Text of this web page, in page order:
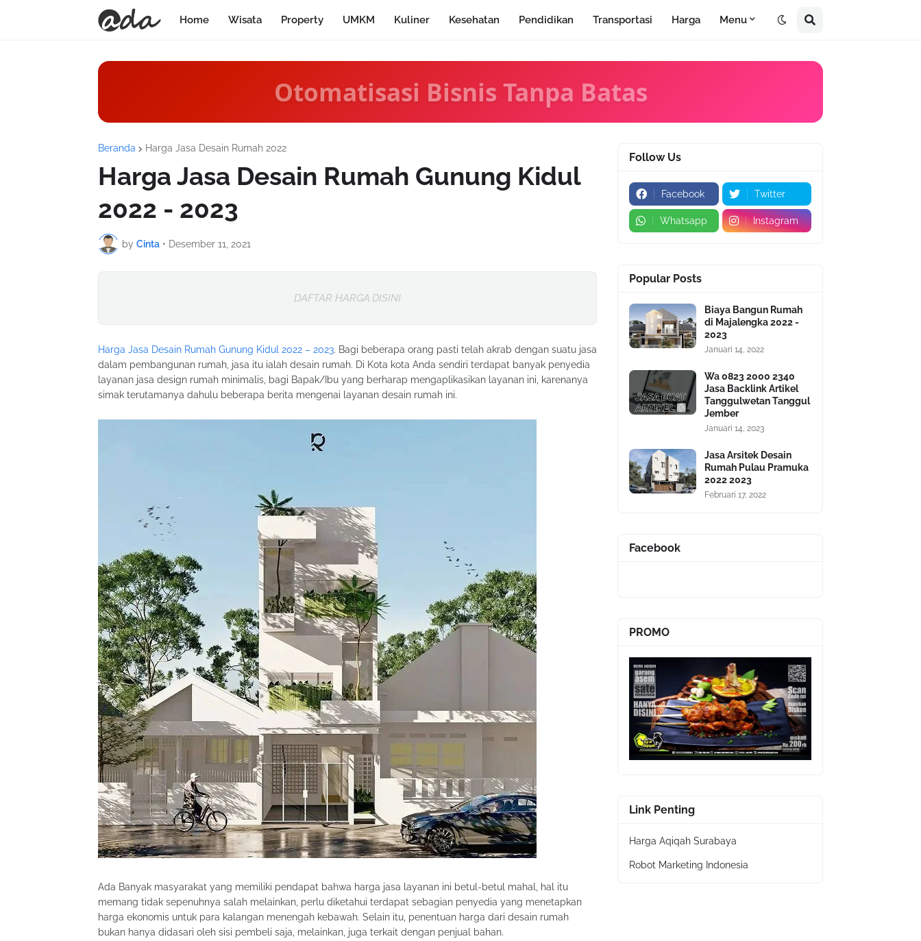
Home Wisata Property UMKM Kuliner Kesehatan Pendidikan Transportasi Harga Menu
Otomatisasi Bisnis Tanpa Batas
Beranda Harga Jasa Desain Rumah 2022
Harga Jasa Desain Rumah Gunung Kidul
2022 - 2023
by Cinta • Desember 11, 2021
DAFTAR HARGA DISINI
Harga Jasa Desain Rumah Gunung Kidul 2022 – 2023. Bagi beberapa orang pasti telah akrab dengan suatu jasa
dalam pembangunan rumah, jasa itu ialah desain rumah. Di Kota kota Anda sendiri terdapat banyak penyedia
layanan jasa design rumah minimalis, bagi Bapak/Ibu yang berharap mengaplikasikan layanan ini, karenanya
simak terutamanya dahulu beberapa berita mengenai layanan desain rumah ini.
Ada Banyak masyarakat yang memiliki pendapat bahwa harga jasa layanan ini betul-betul mahal, hal itu
memang tidak sepenuhnya salah melainkan, perlu diketahui terdapat sebagian penyedia yang menetapkan
harga ekonomis untuk para kalangan menengah kebawah. Selain itu, penentuan harga dari desain rumah
bukan hanya didasari oleh sisi pembeli saja, melainkan, juga terkait dengan penjual bahan.
Follow Us
Facebook Twitter
Whatsapp Instagram
Popular Posts
Biaya Bangun Rumah
di Majalengka 2022 -
2023
Januari 14, 2022
Wa 0823 2000 2340
Jasa Backlink Artikel
Tanggulwetan Tanggul
Jember
Januari 14, 2023
Jasa Arsitek Desain
Rumah Pulau Pramuka
2022 2023
Februari 17, 2022
Facebook
PROMO
Link Penting
Harga Aqiqah Surabaya
Robot Marketing Indonesia